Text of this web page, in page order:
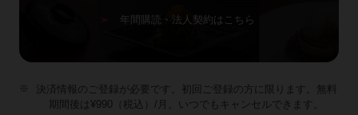
年間購読・法人契約はこちら
決済情報のご登録が必要です。初回ご登録の方に限ります。無料
期間後は¥990（税込）/月。いつでもキャンセルできます。